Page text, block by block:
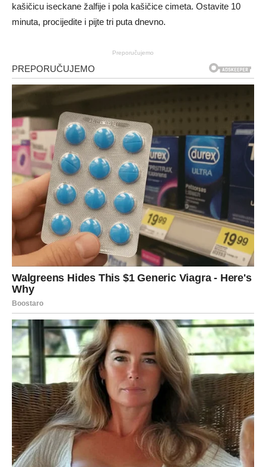
kašičicu iseckane žalfije i pola kašičice cimeta. Ostavite 10
minuta, procijedite i pijte tri puta dnevno.
Preporučujemo